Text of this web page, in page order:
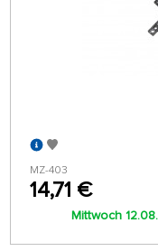
MZ-403
14,71 €
Mittwoch